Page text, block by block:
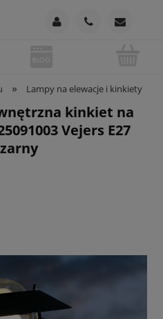
» Lampy na elewacje i kinkiety
kinkiet na
Vejers E27